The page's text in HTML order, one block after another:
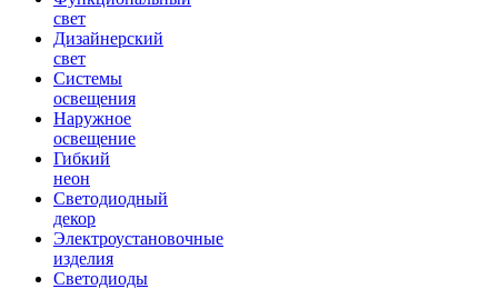
свет
Дизайнерский
свет
Системы
освещения
Наружное
освещение
Гибкий
неон
Светодиодный
декор
Электроустановочные
изделия
Светодиоды